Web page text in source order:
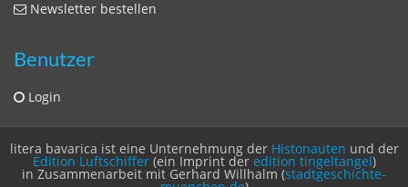
Sitemap
Sitemap
Impressum
Datenschutzerklärung
Statistik